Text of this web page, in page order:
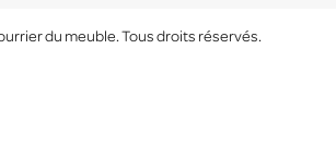
du meuble. Tous droits réservés.